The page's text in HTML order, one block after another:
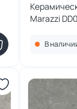
Marazzi
обрезной
В